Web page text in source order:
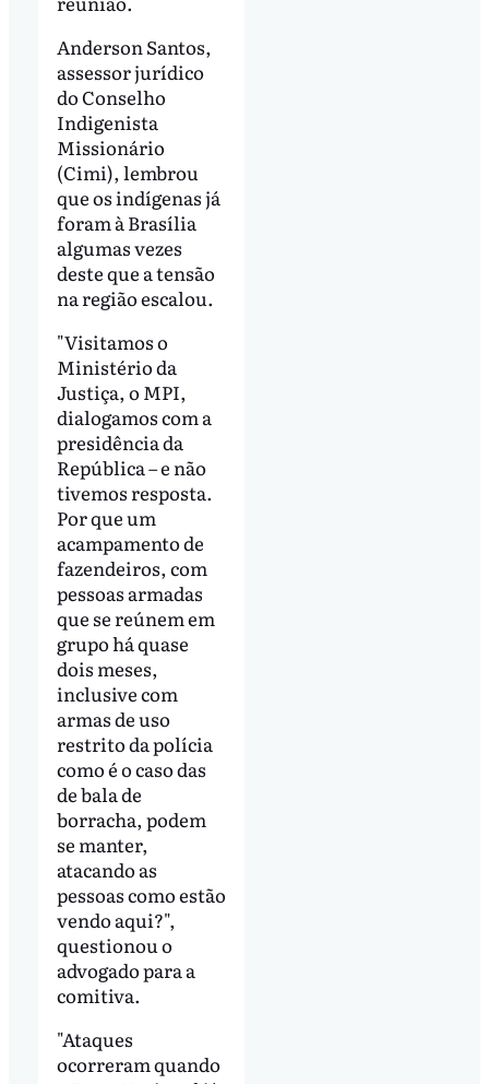
Anderson Santos,
assessor jurídico
do Conselho
Indigenista
Missionário
(Cimi), lembrou
que os indígenas já
foram à Brasília
algumas vezes
deste que a tensão
na região escalou.
"Visitamos o
Ministério da
Justiça, o MPI,
dialogamos com a
presidência da
República – e não
tivemos resposta.
Por que um
acampamento de
fazendeiros, com
pessoas armadas
que se reúnem em
grupo há quase
dois meses,
inclusive com
armas de uso
restrito da polícia
como é o caso das
de bala de
borracha, podem
se manter,
atacando as
pessoas como estão
vendo aqui?",
questionou o
advogado para a
comitiva.
"Ataques
ocorreram quando